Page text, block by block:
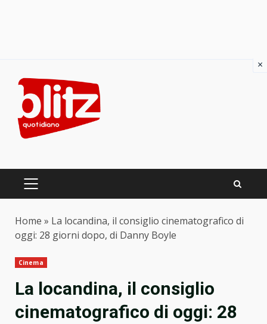
content
PRIMARY
Home » La locandina, il consiglio cinematografico di
oggi: 28 giorni dopo, di Danny Boyle
Cinema
La locandina, il consiglio
cinematografico di oggi: 28
×